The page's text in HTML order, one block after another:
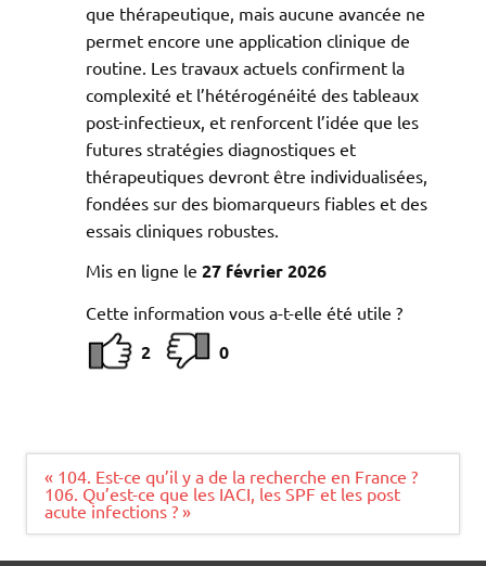
que thérapeutique, mais aucune avancée ne
permet encore une application clinique de
routine. Les travaux actuels confirment la
complexité et l’hétérogénéité des tableaux
post-infectieux, et renforcent l’idée que les
futures stratégies diagnostiques et
thérapeutiques devront être individualisées,
fondées sur des biomarqueurs fiables et des
essais cliniques robustes.
Mis en ligne le 27 février 2026
Cette information vous a-t-elle été utile ?
2 0
Navigation
de
l’article
« 104. Est-ce qu’il y a de la recherche en France ?
106. Qu’est-ce que les IACI, les SPF et les post
acute infections ? »